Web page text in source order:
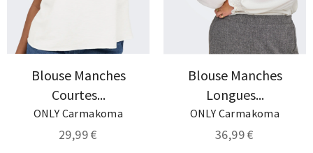
Blouse Manches
Courtes...
ONLY Carmakoma
29,99 €
Blouse Manches
Longues...
ONLY Carmakoma
36,99 €